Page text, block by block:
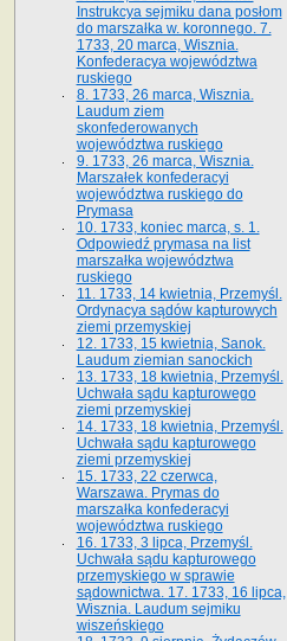
Instrukcya sejmiku dana posłom
do marszałka w. koronnego. 7.
1733, 20 marca, Wisznia.
Konfederacya województwa
ruskiego
8. 1733, 26 marca, Wisznia.
Laudum ziem
skonfederowanych
województwa ruskiego
9. 1733, 26 marca, Wisznia.
Marszałek konfederacyi
województwa ruskiego do
Prymasa
10. 1733, koniec marca, s. 1.
Odpowiedź prymasa na list
marszałka województwa
ruskiego
11. 1733, 14 kwietnia, Przemyśl.
Ordynacya sądów kapturowych
ziemi przemyskiej
12. 1733, 15 kwietnia, Sanok.
Laudum ziemian sanockich
13. 1733, 18 kwietnia, Przemyśl.
Uchwała sądu kapturowego
ziemi przemyskiej
14. 1733, 18 kwietnia, Przemyśl.
Uchwała sądu kapturowego
ziemi przemyskiej
15. 1733, 22 czerwca,
Warszawa. Prymas do
marszałka konfederacyi
województwa ruskiego
16. 1733, 3 lipca, Przemyśl.
Uchwała sądu kapturowego
przemyskiego w sprawie
sądownictwa. 17. 1733, 16 lipca,
Wisznia. Laudum sejmiku
wiszeńskiego